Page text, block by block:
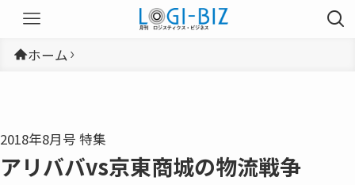
ホーム
2018年8月号 特集
アリババvs京東商城の物流戦争